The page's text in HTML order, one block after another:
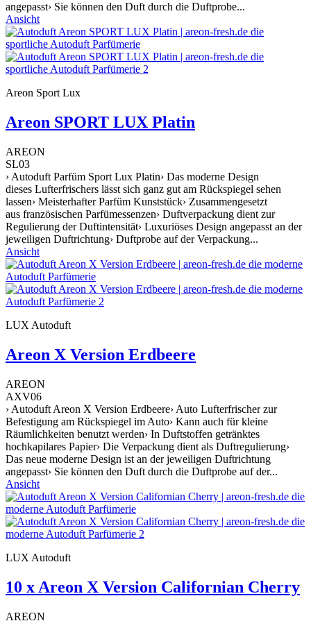
angepasst› Sie können den Duft durch die Duftprobe...
Ansicht
Areon Sport Lux
Areon SPORT LUX Platin
AREON
SL03
› Autoduft Parfüm Sport Lux Platin› Das moderne Design
dieses Lufterfrischers lässt sich ganz gut am Rückspiegel sehen
lassen› Meisterhafter Parfüm Kunststück› Zusammengesetzt
aus französischen Parfümessenzen› Duftverpackung dient zur
Regulierung der Duftintensität› Luxuriöses Design angepasst an der
jeweiligen Duftrichtung› Duftprobe auf der Verpackung...
Ansicht
LUX Autoduft
Areon X Version Erdbeere
AREON
AXV06
› Autoduft Areon X Version Erdbeere› Auto Lufterfrischer zur
Befestigung am Rückspiegel im Auto› Kann auch für kleine
Räumlichkeiten benutzt werden› In Duftstoffen getränktes
hochkapilares Papier› Die Verpackung dient als Duftregulierung›
Das neue moderne Design ist an der jeweiligen Duftrichtung
angepasst› Sie können den Duft durch die Duftprobe auf der...
Ansicht
LUX Autoduft
10 x Areon X Version Californian Cherry
AREON